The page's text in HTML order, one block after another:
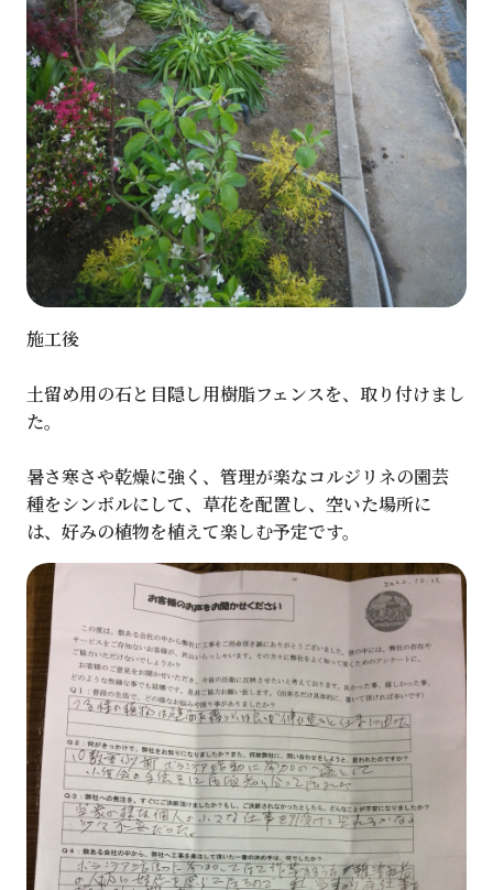
施工後
土留め用の石と目隠し用樹脂フェンスを、取り付けまし
た。
暑さ寒さや乾燥に強く、管理が楽なコルジリネの園芸
種をシンボルにして、草花を配置し、空いた場所に
は、好みの植物を植えて楽しむ予定です。